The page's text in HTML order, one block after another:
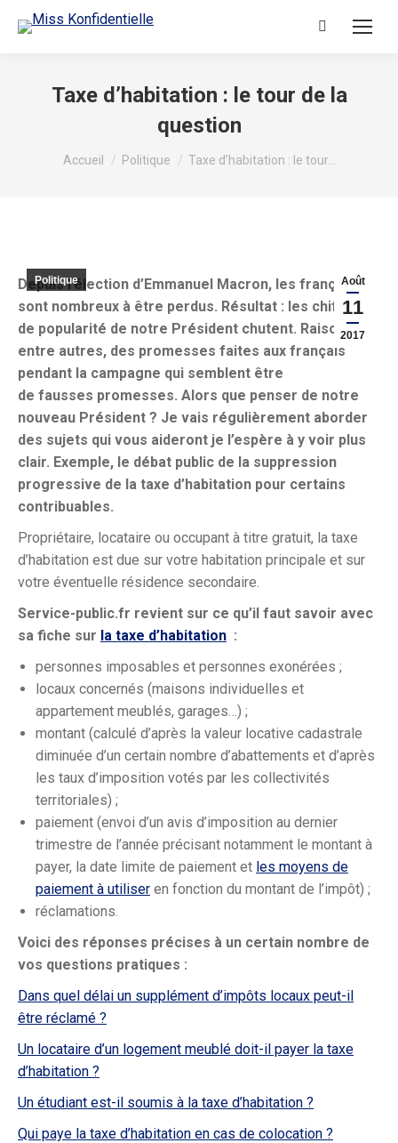
Recherche
Taxe d’habitation : le tour de la
question
Vous êtes ici :
Accueil Politique Taxe d’habitation : le tour…
Août
11
2017
Politique
Depuis l’élection d’Emmanuel Macron, les français
sont nombreux à être perdus. Résultat : les chiffres
de popularité de notre Président chutent. Raisons :
entre autres, des promesses faites aux français
pendant la campagne qui semblent être
de fausses promesses. Alors que penser de notre
nouveau Président ? Je vais régulièrement aborder
des sujets qui vous aideront je l’espère à y voir plus
clair. Exemple, le débat public de la suppression
progressive de la taxe d’habitation pour certains
contribuables.
Propriétaire, locataire ou occupant à titre gratuit, la taxe
d’habitation est due sur votre habitation principale et sur
votre éventuelle résidence secondaire.
Service-public.fr revient sur ce qu’il faut savoir avec
sa fiche sur la taxe d’habitation :
personnes imposables et personnes exonérées ;
locaux concernés (maisons individuelles et
appartement meublés, garages…) ;
montant (calculé d’après la valeur locative cadastrale
diminuée d’un certain nombre d’abattements et d’après
les taux d’imposition votés par les collectivités
territoriales) ;
paiement (envoi d’un avis d’imposition au dernier
trimestre de l’année précisant notamment le montant à
payer, la date limite de paiement et les moyens de
paiement à utiliser en fonction du montant de l’impôt) ;
réclamations.
Voici des réponses précises à un certain nombre de
vos questions pratiques :
Dans quel délai un supplément d’impôts locaux peut-il
être réclamé ?
Un locataire d’un logement meublé doit-il payer la taxe
d’habitation ?
Un étudiant est-il soumis à la taxe d’habitation ?
Qui paye la taxe d’habitation en cas de colocation ?